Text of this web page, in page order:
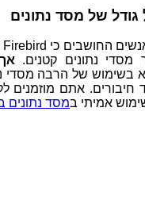
גודל של מסד נתונים
מסדי נתונים קטנים.
בשימוש של הרבה מסדי
חיבורים. אתם
אמיתי במסד נתונים בגדול